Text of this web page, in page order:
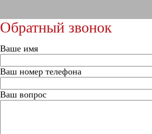
Обратный звонок
Ваше имя
Ваш номер телефона
Ваш вопрос